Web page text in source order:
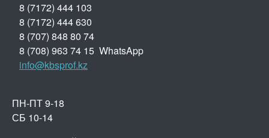
8 (7172) 444 103
8 (7172) 444 630
8 (707) 848 80 74
8 (708) 963 74 15 WhatsApp
info@kbsprof.kz
ПН-ПТ 9-18
СБ 10-14